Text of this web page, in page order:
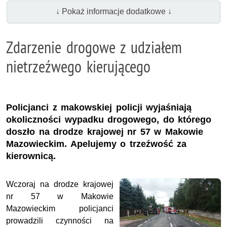
↓ Pokaż informacje dodatkowe ↓
Zdarzenie drogowe z udziałem
nietrzeźwego kierującego
Policjanci z makowskiej policji wyjaśniają
okoliczności wypadku drogowego, do którego
doszło na drodze krajowej nr 57 w Makowie
Mazowieckim. Apelujemy o trzeźwość za
kierownicą.
Wczoraj na drodze krajowej
nr 57 w Makowie
Mazowieckim policjanci
prowadzili czynności na